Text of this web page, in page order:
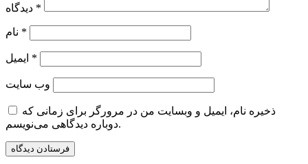
*
*
*
وب‌ سایت
ذخیره نام، ایمیل و وبسایت من در مرورگر برای زمانی که
دوباره دیدگاهی می‌نویسم.